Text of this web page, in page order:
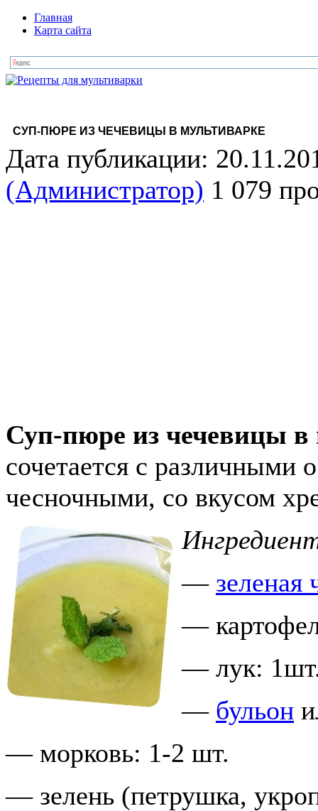
Главная
Карта сайта
СУП-ПЮРЕ ИЗ ЧЕЧЕВИЦЫ В МУЛЬТИВАРКЕ
Дата публикации:
(Администратор) 1 079
Суп-пюре из чечевицы в
сочетается с различными
чесночными, со вкусом
— зеленая
—
— лук:
— бульон
— морковь: 1-2 шт.
— зелень (петрушка,